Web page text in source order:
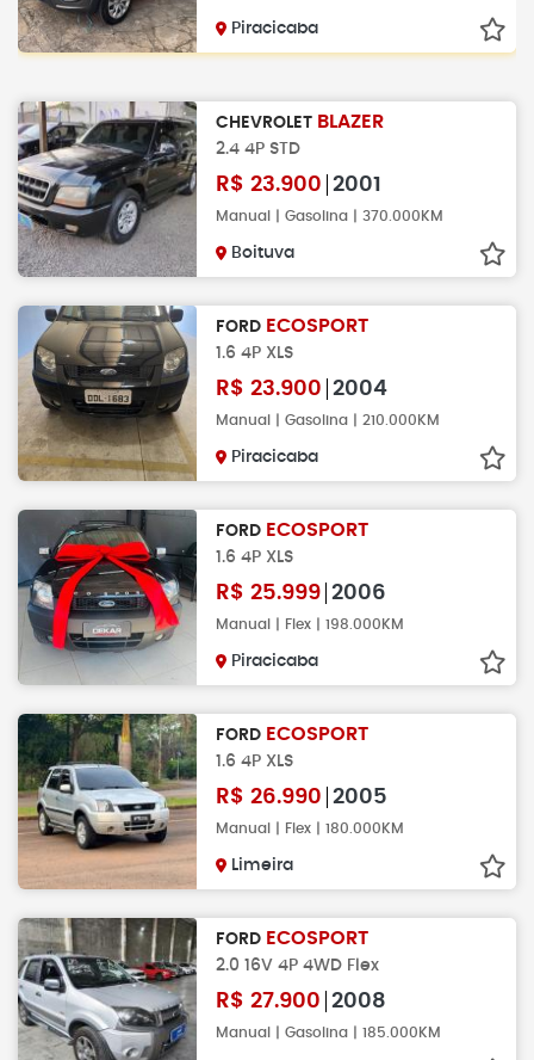
Piracicaba
CHEVROLET BLAZER
2.4 4P STD
R$ 23.900 2001
Manual | Gasolina | 370.000KM
Boituva
FORD ECOSPORT
1.6 4P XLS
R$ 23.900 2004
Manual | Gasolina | 210.000KM
Piracicaba
FORD ECOSPORT
1.6 4P XLS
R$ 25.999 2006
Manual | Flex | 198.000KM
Piracicaba
FORD ECOSPORT
1.6 4P XLS
R$ 26.990 2005
Manual | Flex | 180.000KM
Limeira
FORD ECOSPORT
2.0 16V 4P 4WD Flex
R$ 27.900 2008
Manual | Gasolina | 185.000KM